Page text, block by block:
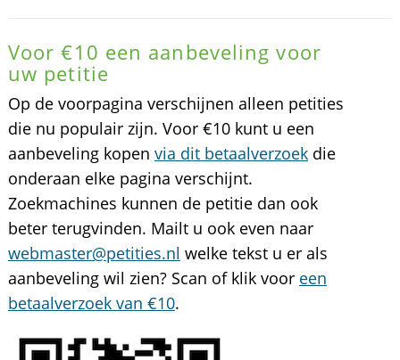
Voor €10 een aanbeveling voor
uw petitie
Op de voorpagina verschijnen alleen petities
die nu populair zijn. Voor €10 kunt u een
aanbeveling kopen via dit betaalverzoekdie
onderaan elke pagina verschijnt.
Zoekmachines kunnen de petitie dan ook
beter terugvinden. Mailt u ook even naar
webmaster@petities.nl welke tekst u er als
aanbeveling wil zien? Scan of klik voor een
betaalverzoek van €10.